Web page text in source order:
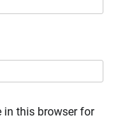
in this browser for